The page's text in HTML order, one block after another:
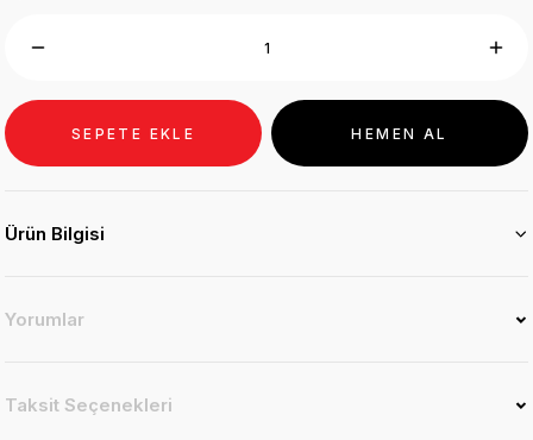
SEPETE EKLE HEMEN AL
Ürün Bilgisi
Yorumlar
Taksit Seçenekleri